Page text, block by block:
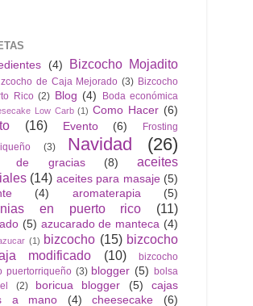
(4) Bizcocho Mojadito
de Caja Mejorado (3) Bizcocho
Rico (2) Blog (4) Boda económica
Low Carb (1) Como Hacer (6)
(16) Evento (6)
Frosting
(3) Navidad (26)
de gracias (8)
aceites
(14) aceites para masaje (5)
(4) aromaterapia (5)
en puerto rico (11)
(5) azucarado de manteca (4)
(1) bizcocho (15) bizcocho
modificado
(10)
bizcocho
puertorriqueño (3) blogger (5) bolsa
(2) boricua blogger (5)
cajas
a mano
(4) cheesecake (6)